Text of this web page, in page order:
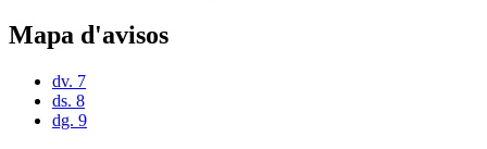
Mapa d'avisos
dv. 7
ds. 8
dg. 9